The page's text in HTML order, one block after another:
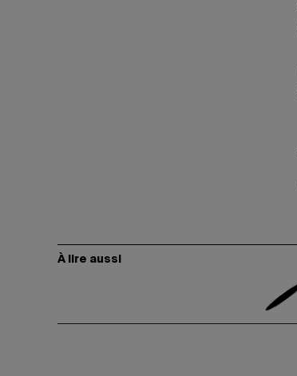
À lire aussi